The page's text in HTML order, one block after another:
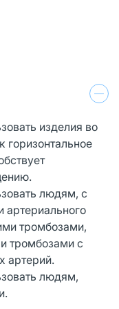
изделия во
горизонтальное
людям, с
тромбозами,
тромбозами с
артерий.
людям,